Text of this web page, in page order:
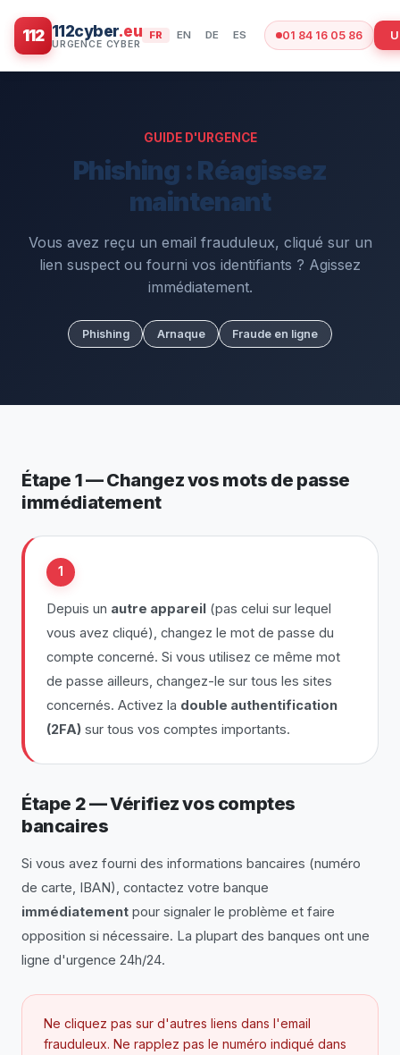
112 112cyber.eu FR EN DE ES 01 84 16 05 86
GUIDE D'URGENCE
Phishing : Réagissez
maintenant
Vous avez reçu un email frauduleux, cliqué sur un
lien suspect ou fourni vos identifiants ? Agissez
immédiatement.
Phishing Arnaque Fraude en ligne
Étape 1 — Changez vos mots de passe
immédiatement
1
Depuis un autre appareil (pas celui sur lequel
vous avez cliqué), changez le mot de passe du
compte concerné. Si vous utilisez ce même mot
de passe ailleurs, changez-le sur tous les sites
concernés. Activez la double authentification
(2FA) sur tous vos comptes importants.
Étape 2 — Vérifiez vos comptes
bancaires
Si vous avez fourni des informations bancaires (numéro
de carte, IBAN), contactez votre banque
immédiatement pour signaler le problème et faire
opposition si nécessaire. La plupart des banques ont une
ligne d'urgence 24h/24.
Ne cliquez pas sur d'autres liens dans l'email
frauduleux. Ne rapplez pas le numéro indiqué dans